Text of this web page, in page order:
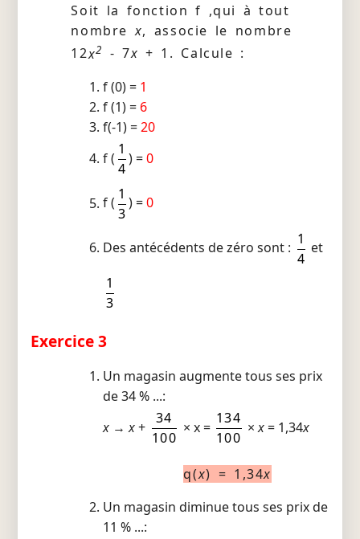
Soit la fonction f ,qui à tout
nombrex, associe le nombre
12x2 - 7x + 1. Calcule :
f (0) = 1
f (1) = 6
f(-1) =20
f (
1
4
) =0
f (
1
3
) =0
Des antécédents de zéro sont :
1
4
et
1
3
Exercice 3
Un magasin augmente tous ses prix
de 34 % ...:
x →x+
34
100
× x =
134
100
×x= 1,34x
q(x) = 1,34x
Un magasin diminue tous ses prix de
11 % ...: